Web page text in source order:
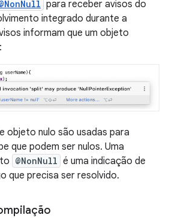
para receber avisos do
integrado durante a
informam que um objeto
objeto nulo são usadas para
que podem ser nulos. Uma
@NonNull é uma indicação de
que precisa ser resolvido.